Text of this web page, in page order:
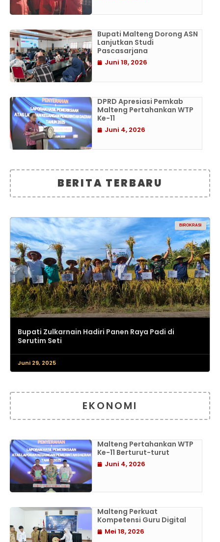
Bupati Malteng Dorong ASN
Lanjutkan Studi
Pascasarjana
Juni 18, 2026
DPRD Apresiasi Pemkab
Malteng Pertahankan WTP
Ke-11
Juni 4, 2026
BERITA TERBARU
BIROKRASI
Bupati Zulkarnain Hadiri Panen Raya Padi di
Serutim Seti
Juni 29, 2025
EKONOMI
Malteng Pertahankan WTP
Ke-11 Berturut-turut
Juni 4, 2026
Malteng Perkuat
Kompetensi Guru Digital
Mei 18, 2026